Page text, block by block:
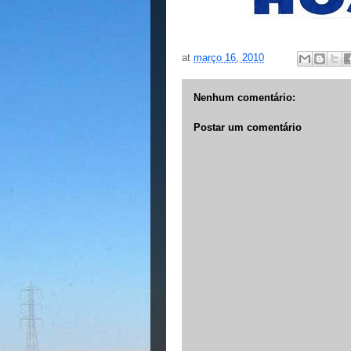
at março 16, 2010
Nenhum comentário:
Postar um comentário